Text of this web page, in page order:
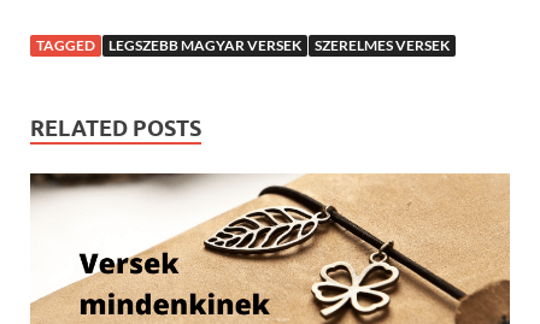
TAGGED LEGSZEBB MAGYAR VERSEK SZERELMES VERSEK
RELATED POSTS